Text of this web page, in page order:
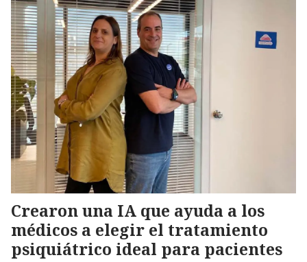
Crearon una IA que ayuda a los
médicos a elegir el tratamiento
psiquiátrico ideal para pacientes